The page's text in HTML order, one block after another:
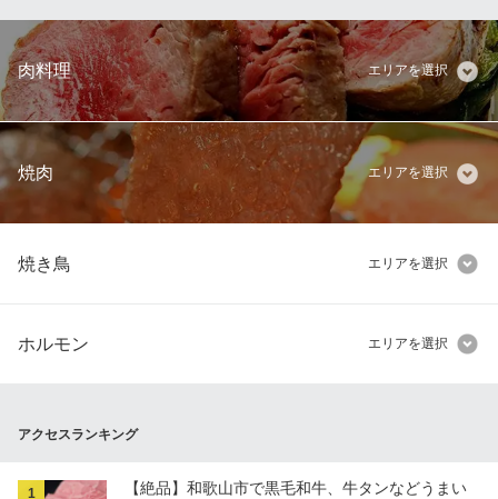
肉料理 エリアを選択
焼肉 エリアを選択
焼き鳥 エリアを選択
ホルモン エリアを選択
アクセスランキング
1
【絶品】和歌山市で黒毛和牛、牛タンなどうまい